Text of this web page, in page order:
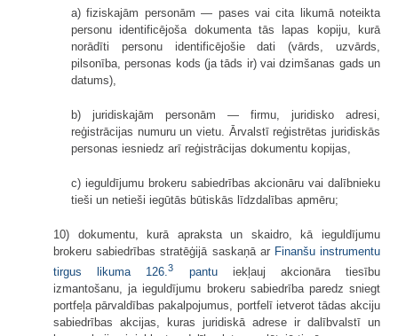
a) fiziskajām personām — pases vai cita likumā noteikta
personu identificējoša dokumenta tās lapas kopiju, kurā
norādīti personu identificējošie dati (vārds, uzvārds,
pilsonība, personas kods (ja tāds ir) vai dzimšanas gads un
datums),
b) juridiskajām personām — firmu, juridisko adresi,
reģistrācijas numuru un vietu. Ārvalstī reģistrētas juridiskās
personas iesniedz arī reģistrācijas dokumentu kopijas,
c) ieguldījumu brokeru sabiedrības akcionāru vai dalībnieku
tieši un netieši iegūtās būtiskās līdzdalības apmēru;
10) dokumentu, kurā apraksta un skaidro, kā ieguldījumu
brokeru sabiedrības stratēģijā saskaņā ar Finanšu instrumentu
tirgus likuma
126.3 pantuiekļauj akcionāra tiesību
izmantošanu, ja ieguldījumu brokeru sabiedrība paredz sniegt
portfeļa pārvaldības pakalpojumus, portfelī ietverot tādas akciju
sabiedrības akcijas, kuras juridiskā adrese ir dalībvalstī un